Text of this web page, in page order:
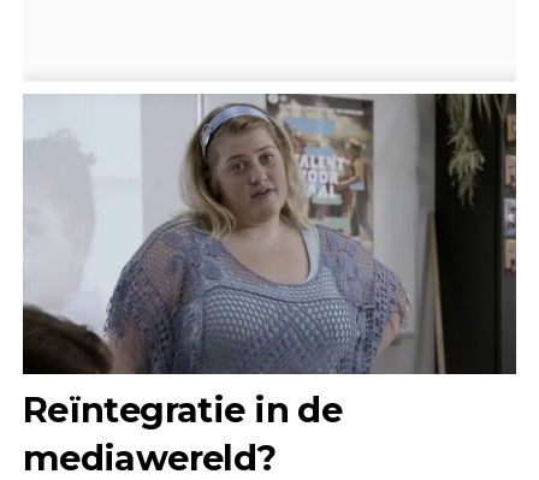
Reïntegratie in de
mediawereld?